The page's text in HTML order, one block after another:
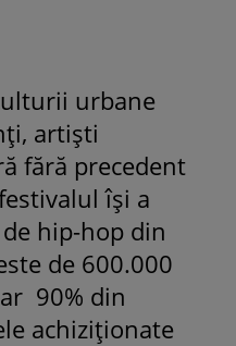
urbane
artiști
fără precedent
își a
hip-hop din
de 600.000
90% din
achiziționate